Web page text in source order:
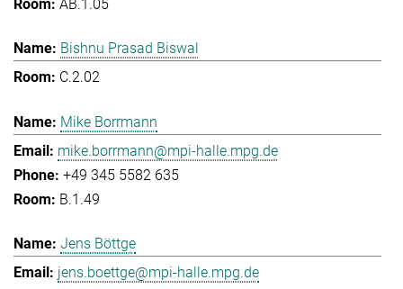
AB.1.05
Bishnu Prasad Biswal
C.2.02
Mike Borrmann
mike.borrmann@mpi-halle.mpg.de
+49 345 5582 635
B.1.49
Jens Böttge
jens.boettge@mpi-halle.mpg.de